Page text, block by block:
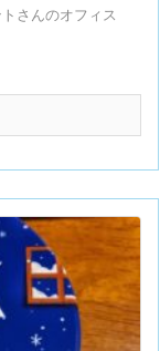
さんのオフィス